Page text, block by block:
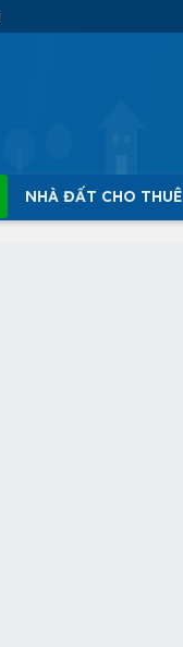
NHÀ ĐẤT CHO THUÊ